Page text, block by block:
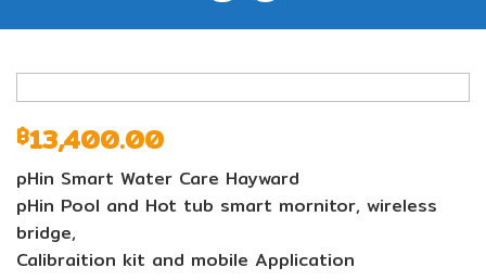
฿13,400.00
pHin Smart Water Care Hayward
pHin Pool and Hot tub smart mornitor, wireless
bridge,
Calibraition kit and mobile Application